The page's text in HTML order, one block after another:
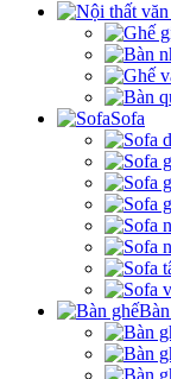
Sofa